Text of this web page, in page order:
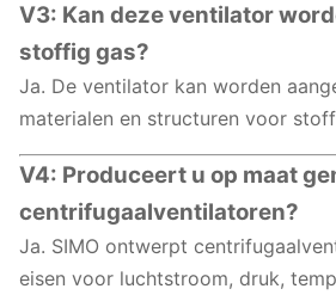
V3: Kan deze ventilator
stoffig gas?
Ja. De ventilator kan worden
materialen en structuren voor
V4: Produceert u op maat
centrifugaalventilatoren?
Ja. SIMO ontwerpt
eisen voor luchtstroom, druk,